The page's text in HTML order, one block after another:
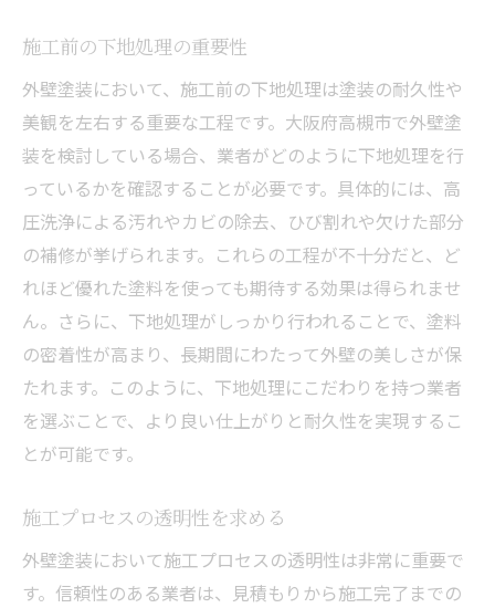
施工前の下地処理の重要性
外壁塗装において、施工前の下地処理は塗装の耐久性や
美観を左右する重要な工程です。大阪府高槻市で外壁塗
装を検討している場合、業者がどのように下地処理を行
っているかを確認することが必要です。具体的には、高
圧洗浄による汚れやカビの除去、ひび割れや欠けた部分
の補修が挙げられます。これらの工程が不十分だと、ど
れほど優れた塗料を使っても期待する効果は得られませ
ん。さらに、下地処理がしっかり行われることで、塗料
の密着性が高まり、長期間にわたって外壁の美しさが保
たれます。このように、下地処理にこだわりを持つ業者
を選ぶことで、より良い仕上がりと耐久性を実現するこ
とが可能です。
施工プロセスの透明性を求める
外壁塗装において施工プロセスの透明性は非常に重要で
す。信頼性のある業者は、見積もりから施工完了までの